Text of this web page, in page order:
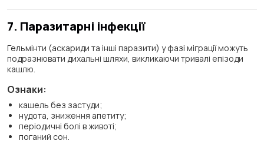
7. Паразитарні інфекції
Гельмінти (аскариди та інші паразити) у фазі міграції можуть
подразнювати дихальні шляхи, викликаючи тривалі епізоди
кашлю.
Ознаки:
кашель без застуди;
нудота, зниження апетиту;
періодичні болі в животі;
поганий сон.